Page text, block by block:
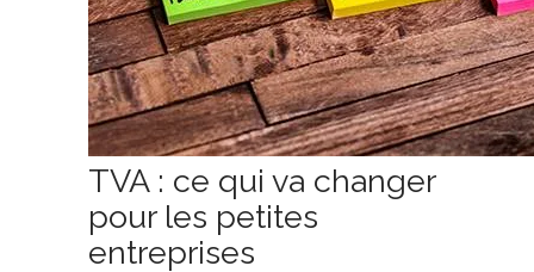
TVA : ce qui va changer
pour les petites
entreprises